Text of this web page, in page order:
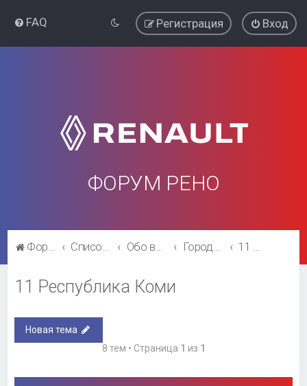
FAQ Вход
Регистрация
ФОРУМ РЕНО
Форум Рено Список форумов Обо всём остальном Города и регионы. 11 Республика Коми
11 Республика Коми
Новая тема
8 тем • Страница 1 из 1